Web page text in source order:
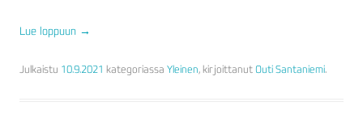
Lue loppuun →
Julkaistu 10.9.2021 kategoriassa Yleinen, kirjoittanut Outi Santaniemi.